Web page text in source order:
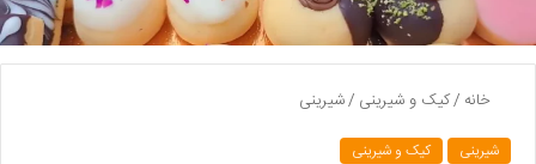
خانه /کیک و شیرینی /شیرینی
شیرینی کیک و شیرینی